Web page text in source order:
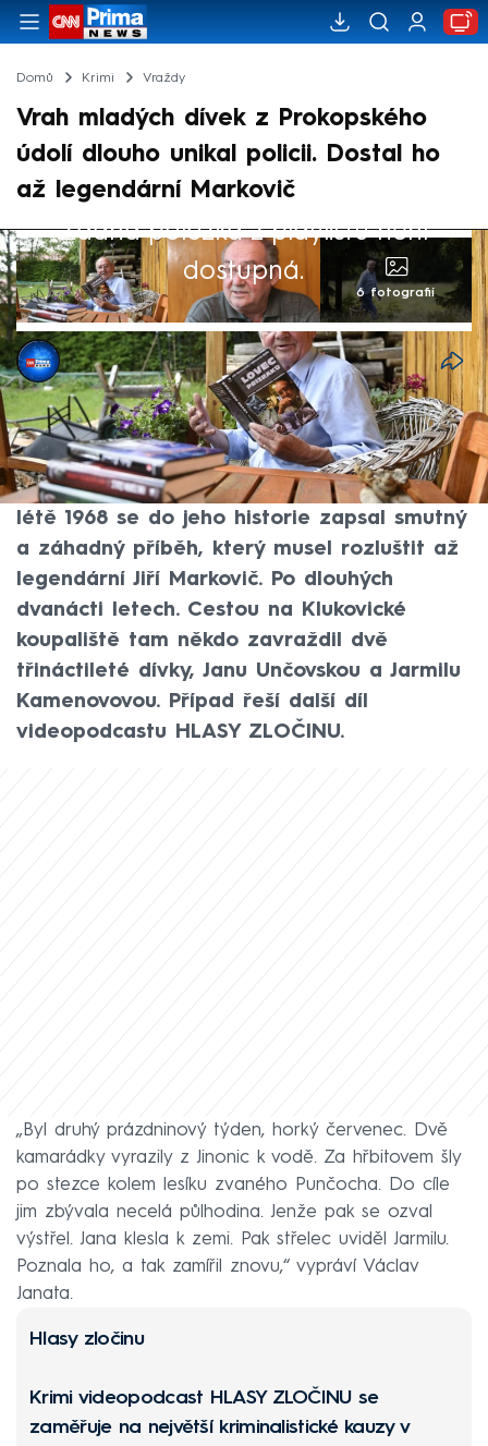
Domů Krimi Vraždy
Vrah mladých dívek z Prokopského
údolí dlouho unikal policii. Dostal ho
až legendární Markovič
Žádná položka z playlistu není
dostupná.
6 fotografií
CNN Prima NEWS
8. kvě 2026, 06:12
Prokopské údolí. Pražský přírodní unikát,
místo výletů, koupaliště, skautských výprav
i vzpomínek na Jaroslava Foglara. Jenže v
létě 1968 se do jeho historie zapsal smutný
a záhadný příběh, který musel rozluštit až
legendární Jiří Markovič. Po dlouhých
dvanácti letech. Cestou na Klukovické
koupaliště tam někdo zavraždil dvě
třináctileté dívky, Janu Unčovskou a Jarmilu
Kamenovovou. Případ řeší další díl
videopodcastu HLASY ZLOČINU.
„Byl druhý prázdninový týden, horký červenec. Dvě
kamarádky vyrazily z Jinonic k vodě. Za hřbitovem šly
po stezce kolem lesíku zvaného Punčocha. Do cíle
jim zbývala necelá půlhodina. Jenže pak se ozval
výstřel. Jana klesla k zemi. Pak střelec uviděl Jarmilu.
Poznala ho, a tak zamířil znovu,“ vypráví Václav
Janata.
Hlasy zločinu
Krimi videopodcast HLASY ZLOČINUse
zaměřuje na největší kriminalistické kauzy v